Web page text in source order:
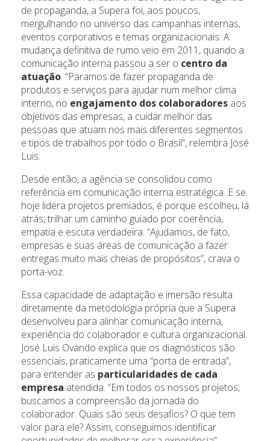
de propaganda, a Supera foi, aos poucos,
mergulhando no universo das campanhas internas,
eventos corporativos e temas organizacionais. A
mudança definitiva de rumo veio em 2011, quando a
comunicação interna passou a ser o centro da
atuação. “Paramos de fazer propaganda de
produtos e serviços para ajudar num melhor clima
interno, no engajamento dos colaboradores aos
objetivos das empresas, a cuidar melhor das
pessoas que atuam nos mais diferentes segmentos
e tipos de trabalhos por todo o Brasil”, relembra José
Luis.
Desde então, a agência se consolidou como
referência em comunicação interna estratégica. E se
hoje lidera projetos premiados, é porque escolheu, lá
atrás, trilhar um caminho guiado por coerência,
empatia e escuta verdadeira. “Ajudamos, de fato,
empresas e suas áreas de comunicação a fazer
entregas muito mais cheias de propósitos”, crava o
porta-voz.
Essa capacidade de adaptação e imersão resulta
diretamente da metodologia própria que a Supera
desenvolveu para alinhar comunicação interna,
experiência do colaborador e cultura organizacional.
José Luis Ovando explica que os diagnósticos são
essenciais, praticamente uma “porta de entrada”,
para entender as particularidades de cada
empresa atendida. “Em todos os nossos projetos,
buscamos a compreensão da jornada do
colaborador. Quais são seus desafios? O que tem
valor para ele? Assim, conseguimos identificar